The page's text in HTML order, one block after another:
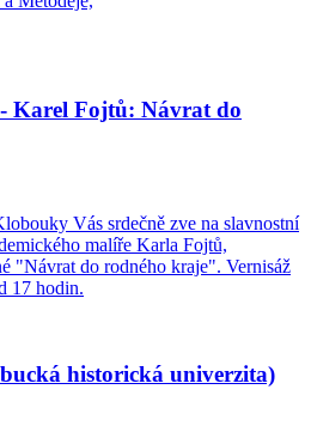
Karel Fojtů: Návrat do
Vás srdečně zve na slavnostní
malíře Karla Fojtů,
"Návrat do rodného kraje". Vernisáž
17 hodin.
historická univerzita)